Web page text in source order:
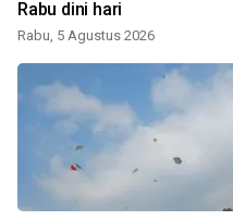
Rabu dini hari
Rabu, 5 Agustus 2026